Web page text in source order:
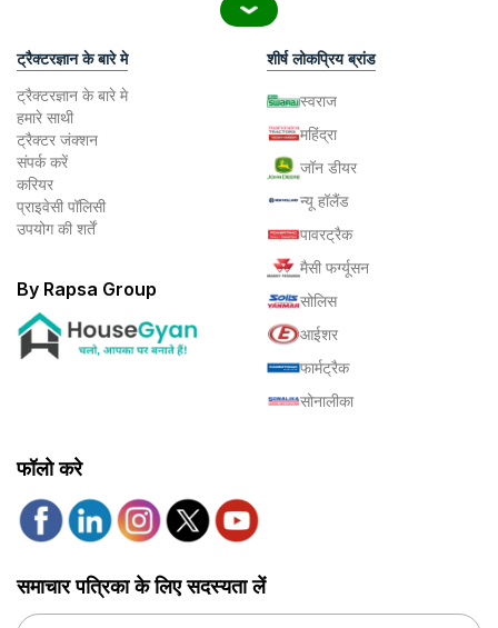
ट्रैक्टरज्ञान के बारे मे
ट्रैक्टरज्ञान के बारे मे
हमारे साथी
ट्रैक्टर जंक्शन
संपर्क करें
करियर
प्राइवेसी पॉलिसी
उपयोग की शर्तें
By Rapsa Group
शीर्ष लोकप्रिय ब्रांड
स्वराज
महिंद्रा
जॉन डीयर
न्यू हॉलैंड
पावरट्रैक
मैसी फर्ग्यूसन
सोलिस
आईशर
फार्मट्रैक
सोनालीका
फॉलो करे
समाचार पत्रिका के लिए सदस्यता लें